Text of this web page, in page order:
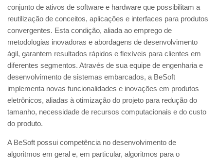
conjunto de ativos de software e hardware que possibilitam a
reutilização de conceitos, aplicações e interfaces para produtos
convergentes. Esta condição, aliada ao emprego de
metodologias inovadoras e abordagens de desenvolvimento
ágil, garantem resultados rápidos e flexíveis para clientes em
diferentes segmentos. Através de sua equipe de engenharia e
desenvolvimento de sistemas embarcados, a BeSoft
implementa novas funcionalidades e inovações em produtos
eletrônicos, aliadas à otimização do projeto para redução do
tamanho, necessidade de recursos computacionais e do custo
do produto.
A BeSoft possui competência no desenvolvimento de
algoritmos em geral e, em particular, algoritmos para o